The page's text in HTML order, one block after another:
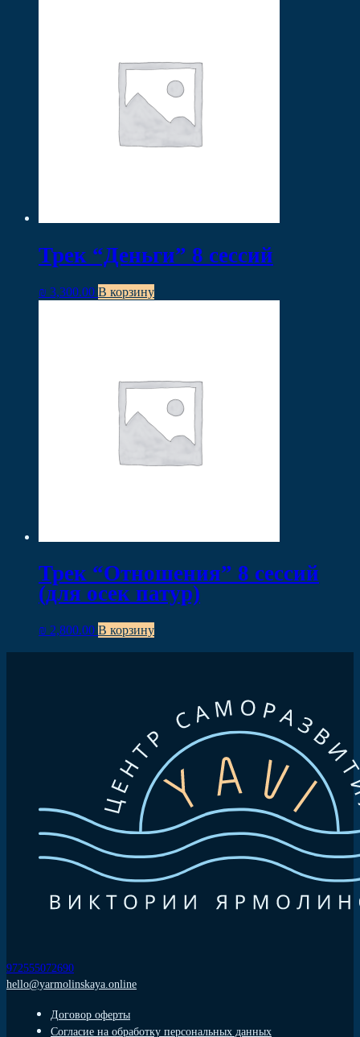
Трек “Деньги” 8 сессий
₪ 3,300.00 В корзину
Трек “Отношения” 8 сессий
(для осек патур)
₪ 2,800.00 В корзину
972555072690
hello@yarmolinskaya.online
Договор оферты
Согласие на обработку персональных данных